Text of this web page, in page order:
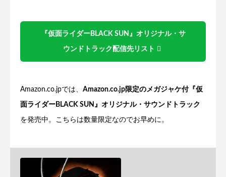
『仮面ライダーBLACK SUN』オリジナル・サ
ウンドトラック配信先リスト
Amazon.co.jpでは、 Amazon.co.jp限定のメガジャケ付『仮
面ライダーBLACK SUN』オリジナル・サウンドトラック
を発売中。こちらは数量限定なのでお早めに。